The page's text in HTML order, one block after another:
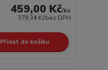
459,00 Kč/ks
379,34 Kčbez DPH
Přidat do košíku